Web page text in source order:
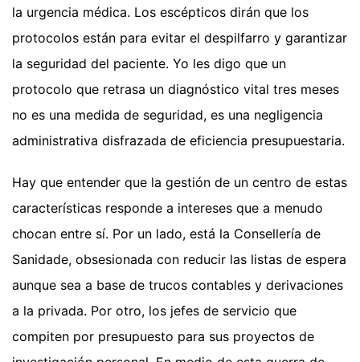
la urgencia médica. Los escépticos dirán que los
protocolos están para evitar el despilfarro y garantizar
la seguridad del paciente. Yo les digo que un
protocolo que retrasa un diagnóstico vital tres meses
no es una medida de seguridad, es una negligencia
administrativa disfrazada de eficiencia presupuestaria.
Hay que entender que la gestión de un centro de estas
características responde a intereses que a menudo
chocan entre sí. Por un lado, está la Consellería de
Sanidade, obsesionada con reducir las listas de espera
aunque sea a base de trucos contables y derivaciones
a la privada. Por otro, los jefes de servicio que
compiten por presupuesto para sus proyectos de